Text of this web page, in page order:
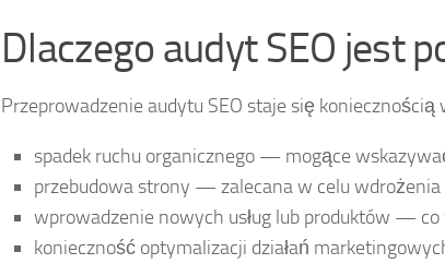
Dlaczego audyt SEO jest
Przeprowadzenie audytu SEO staje się
spadek ruchu organicznego — mogące
przebudowa strony — zalecana w celu
wprowadzenie nowych usług lub produktów —
konieczność optymalizacji działań